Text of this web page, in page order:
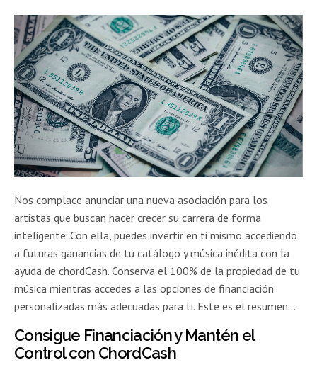
Nos complace anunciar una nueva asociación para los
artistas que buscan hacer crecer su carrera de forma
inteligente. Con ella, puedes invertir en ti mismo accediendo
a futuras ganancias de tu catálogo y música inédita con la
ayuda de chordCash. Conserva el 100% de la propiedad de tu
música mientras accedes a las opciones de financiación
personalizadas más adecuadas para ti. Este es el resumen…
Consigue Financiación y Mantén el
Control con ChordCash